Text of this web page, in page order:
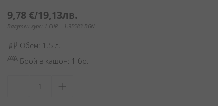
9,78 €/19,13лв.
Валутен курс: 1 EUR = 1.95583 BGN
Обем: 1.5 л.
Брой в кашон: 1 бр.